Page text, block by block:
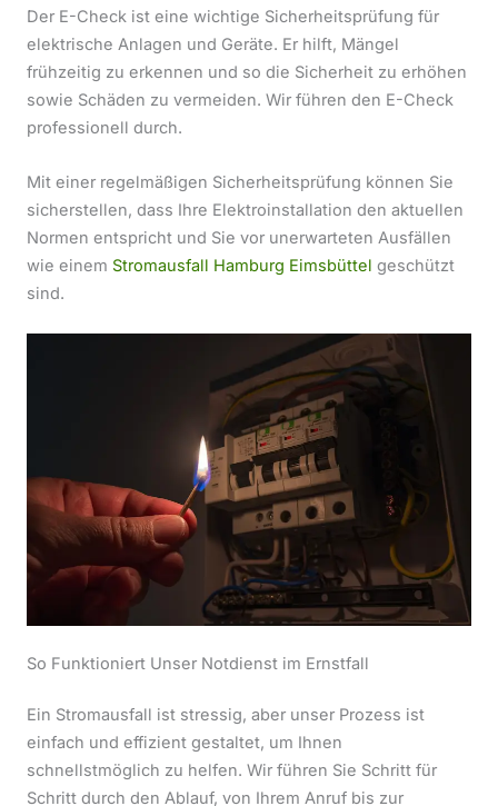
Der E-Check ist eine wichtige Sicherheitsprüfung für
elektrische Anlagen und Geräte. Er hilft, Mängel
frühzeitig zu erkennen und so die Sicherheit zu erhöhen
sowie Schäden zu vermeiden. Wir führen den E-Check
professionell durch.
Mit einer regelmäßigen Sicherheitsprüfung können Sie
sicherstellen, dass Ihre Elektroinstallation den aktuellen
Normen entspricht und Sie vor unerwarteten Ausfällen
wie einem Stromausfall Hamburg Eimsbüttel geschützt
sind.
So Funktioniert Unser Notdienst im Ernstfall
Ein Stromausfall ist stressig, aber unser Prozess ist
einfach und effizient gestaltet, um Ihnen
schnellstmöglich zu helfen. Wir führen Sie Schritt für
Schritt durch den Ablauf, von Ihrem Anruf bis zur